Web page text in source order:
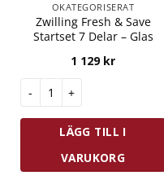
OKATEGORISERAT
Zwilling Fresh & Save
Startset 7 Delar – Glas
1 129 kr
Zwilling Fresh & Save
LÄGG TILL I
VARUKORG